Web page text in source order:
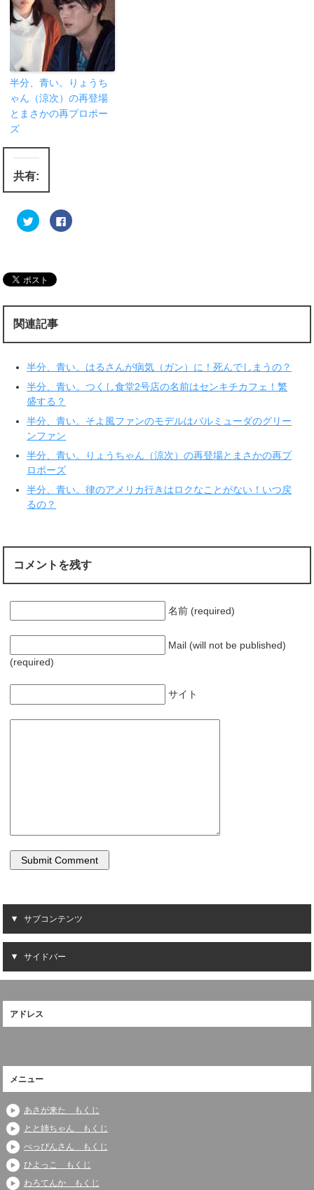
半分、青い。りょうち
ゃん（涼次）の再登場
とまさかの再プロポー
ズ
共有:
ク
リ
w
i
e
r
で
有
新
し
ウ
ィ
ン
ウ
で
開
ま
す
)
F
a
す
ク
ク
て
く
い
(
い
ウ
ド
ウ
)
関連記事
半分、青い。はるさんが病気（ガン）に！死んでしまうの？
半分、青い。つくし食堂2号店の名前はセンキチカフェ！繁
盛する？
半分、青い。そよ風ファンのモデルはバルミューダのグリー
ンファン
半分、青い。りょうちゃん（涼次）の再登場とまさかの再プ
ロポーズ
半分、青い。律のアメリカ行きはロクなことがない！いつ戻
るの？
コメントを残す
名前 (required)
Mail (will not be published)
(required)
サイト
サブコンテンツ
サイドバー
アドレス
メニュー
あさが来た もくじ
とと姉ちゃん もくじ
べっぴんさん もくじ
ひよっこ もくじ
わろてんか もくじ